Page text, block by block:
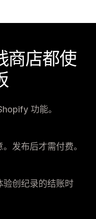
商店都使
功能。
发布后才需付费。
验创纪录的结账时